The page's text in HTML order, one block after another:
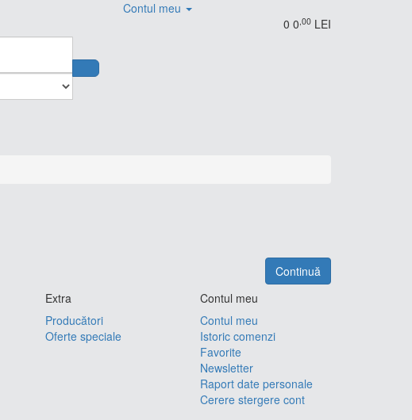
Contul meu
0 0 ,00 LEI
Continuă
Extra
Producători
Oferte speciale
Contul meu
Contul meu
Istoric comenzi
Favorite
Newsletter
Raport date personale
Cerere stergere cont